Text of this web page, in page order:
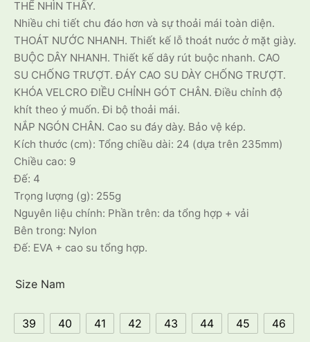
THỂ NHÌN THẤY.
Nhiều chi tiết chu đáo hơn và sự thoải mái toàn diện.
THOÁT NƯỚC NHANH. Thiết kế lỗ thoát nước ở mặt giày.
BUỘC DÂY NHANH. Thiết kế dây rút buộc nhanh. CAO
SU CHỐNG TRƯỢT. ĐÁY CAO SU DÀY CHỐNG TRƯỢT.
KHÓA VELCRO ĐIỀU CHỈNH GÓT CHÂN. Điều chỉnh độ
khít theo ý muốn. Đi bộ thoải mái.
NẮP NGÓN CHÂN. Cao su đáy dày. Bảo vệ kép.
Kích thước (cm): Tổng chiều dài: 24 (dựa trên 235mm)
Chiều cao: 9
Đế: 4
Trọng lượng (g): 255g
Nguyên liệu chính: Phần trên: da tổng hợp + vải
Bên trong: Nylon
Đế: EVA + cao su tổng hợp.
Size Nam
39 40 41 42 43 44 45 46